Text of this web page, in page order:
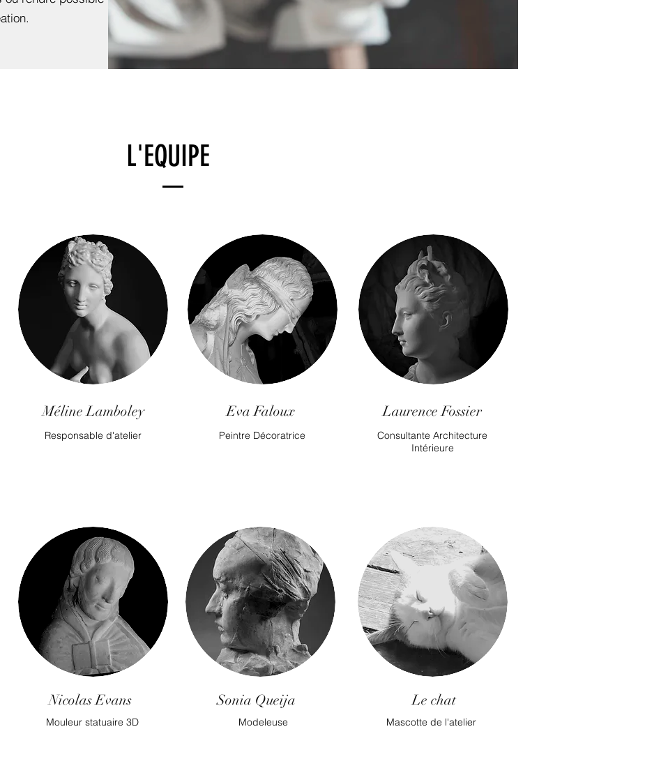
L'EQUIPE
Méline Lamboley
Responsable d'atelier
Eva Faloux
Peintre Décoratrice
Laurence Fossier
Consultante Architecture
Intérieure
Nicolas Evans
Mouleur statuaire 3D
Sonia Queija
Modeleuse
Le chat
Mascotte de l'atelier